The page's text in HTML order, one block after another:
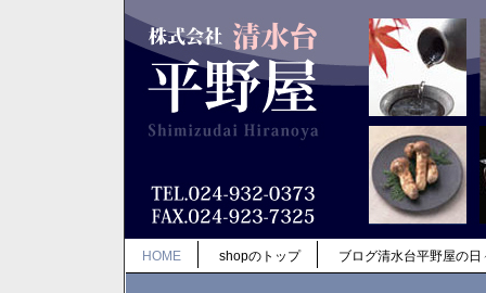
HOME shopのトップ ブログ清水台平野屋の日